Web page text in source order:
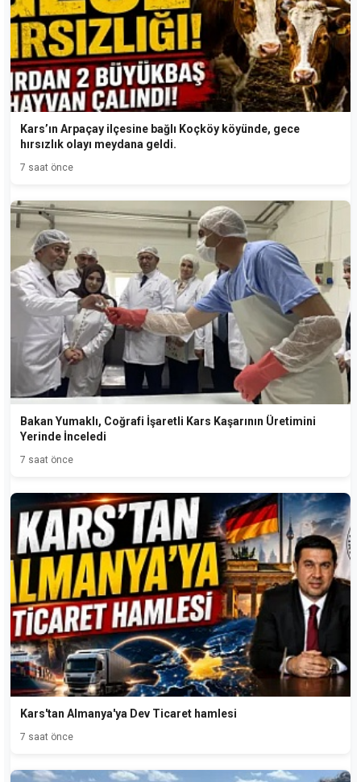
Kars’ın Arpaçay ilçesine bağlı Koçköy köyünde, gece
hırsızlık olayı meydana geldi.
7 saat önce
Bakan Yumaklı, Coğrafi İşaretli Kars Kaşarının Üretimini
Yerinde İnceledi
7 saat önce
Kars'tan Almanya'ya Dev Ticaret hamlesi
7 saat önce